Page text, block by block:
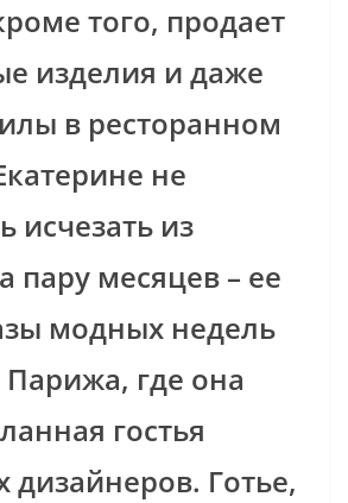
того, продает
изделия и даже
в ресторанном
не
исчезать из
пару месяцев – ее
модных недель
где она
гостья
дизайнеров. Готье,